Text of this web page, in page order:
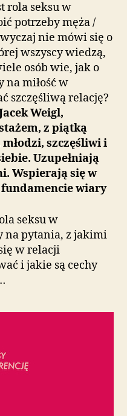
rola seksu w
potrzeby męża /
nie mówi się o
wszyscy wiedzą,
osób wie, jak o
na miłość w
szczęśliwą relację?
Weigl,
z piątką
szczęśliwi i
Uzupełniają
Wspierają się w
wiary
seksu w
na pytania, z jakimi
w relacji
i jakie są cechy